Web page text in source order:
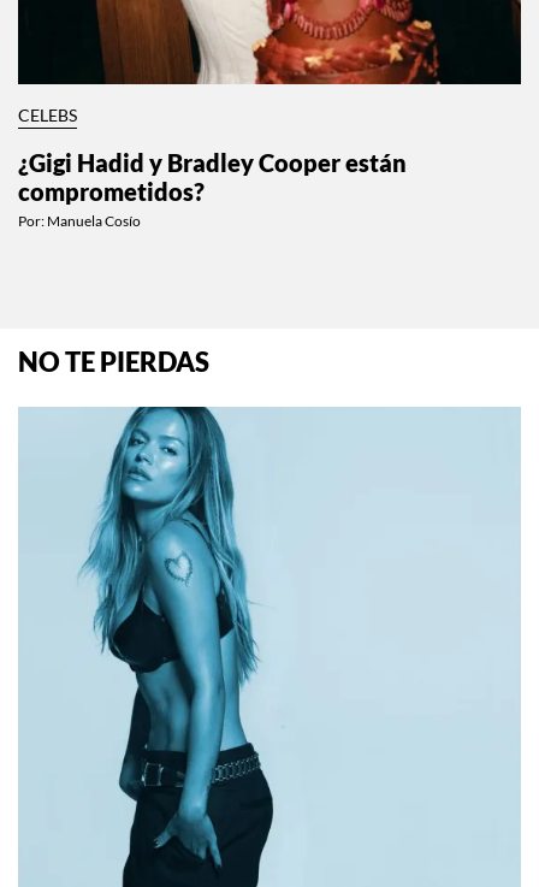
CELEBS
¿Gigi Hadid y Bradley Cooper están
comprometidos?
Por: Manuela Cosío
NO TE PIERDAS